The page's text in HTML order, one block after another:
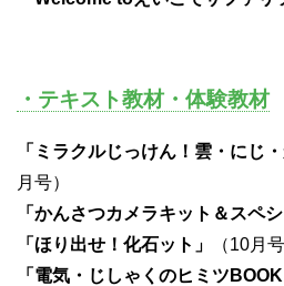
・テキスト教材・体験教材
「ミラクルじっけん！雲・にじ
月号）
「かんさつカメラキット＆スペ
「ほり出せ！化石ット」
（10月号
「電気・じしゃくのヒミツBOOK